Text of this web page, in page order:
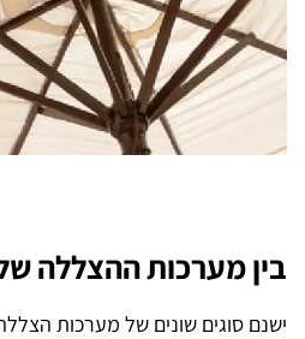
בין מערכות ההצללה
ישנם סוגים שונים של מערכות